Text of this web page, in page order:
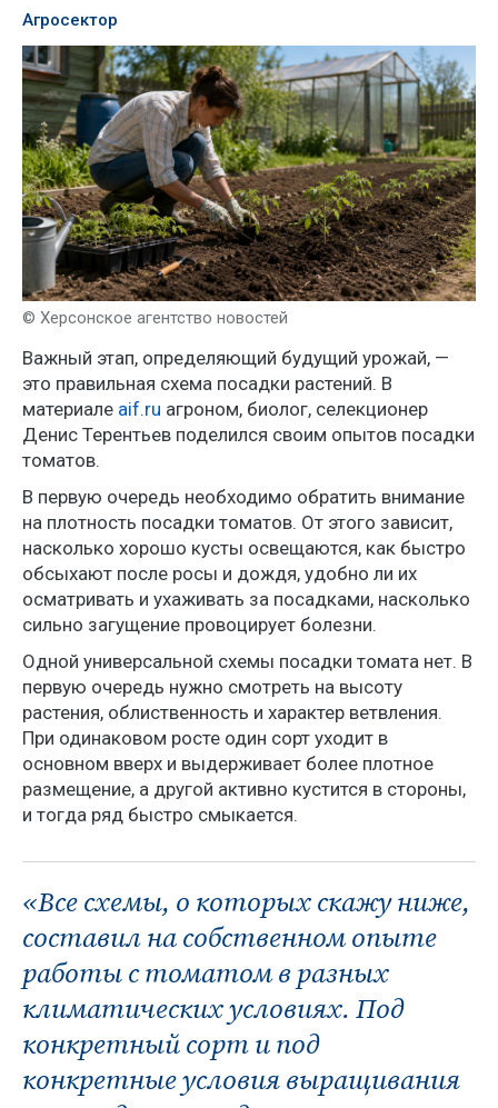
Агросектор
© Херсонское агентство новостей
Важный этап, определяющий будущий урожай, —
это правильная схема посадки растений. В
материале aif.ru агроном, биолог, селекционер
Денис Терентьев поделился своим опытов посадки
томатов.
В первую очередь необходимо обратить внимание
на плотность посадки томатов. От этого зависит,
насколько хорошо кусты освещаются, как быстро
обсыхают после росы и дождя, удобно ли их
осматривать и ухаживать за посадками, насколько
сильно загущение провоцирует болезни.
Одной универсальной схемы посадки томата нет. В
первую очередь нужно смотреть на высоту
растения, облиственность и характер ветвления.
При одинаковом росте один сорт уходит в
основном вверх и выдерживает более плотное
размещение, а другой активно кустится в стороны,
и тогда ряд быстро смыкается.
«Все схемы, о которых скажу ниже,
составил на собственном опыте
работы с томатом в разных
климатических условиях. Под
конкретный сорт и под
конкретные условия выращивания